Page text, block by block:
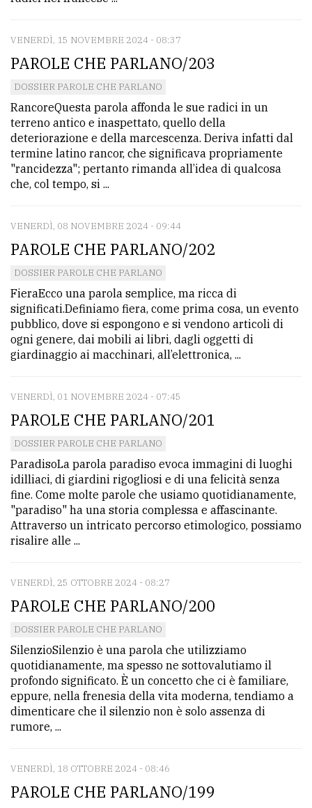
VENERDÌ, 15 NOVEMBRE 2024 - 08:37
PAROLE CHE PARLANO/203
DOSSIER PAROLE CHE PARLANO
RancoreQuesta parola affonda le sue radici in un
terreno antico e inaspettato, quello della
deteriorazione e della marcescenza. Deriva infatti dal
termine latino rancor, che significava propriamente
"rancidezza"; pertanto rimanda all’idea di qualcosa
che, col tempo, si ...
VENERDÌ, 08 NOVEMBRE 2024 - 09:44
PAROLE CHE PARLANO/202
DOSSIER PAROLE CHE PARLANO
FieraEcco una parola semplice, ma ricca di
significati.Definiamo fiera, come prima cosa, un evento
pubblico, dove si espongono e si vendono articoli di
ogni genere, dai mobili ai libri, dagli oggetti di
giardinaggio ai macchinari, all’elettronica, ...
VENERDÌ, 01 NOVEMBRE 2024 - 07:45
PAROLE CHE PARLANO/201
DOSSIER PAROLE CHE PARLANO
ParadisoLa parola paradiso evoca immagini di luoghi
idilliaci, di giardini rigogliosi e di una felicità senza
fine. Come molte parole che usiamo quotidianamente,
"paradiso" ha una storia complessa e affascinante.
Attraverso un intricato percorso etimologico, possiamo
risalire alle ...
VENERDÌ, 25 OTTOBRE 2024 - 08:27
PAROLE CHE PARLANO/200
DOSSIER PAROLE CHE PARLANO
SilenzioSilenzio è una parola che utilizziamo
quotidianamente, ma spesso ne sottovalutiamo il
profondo significato. È un concetto che ci è familiare,
eppure, nella frenesia della vita moderna, tendiamo a
dimenticare che il silenzio non è solo assenza di
rumore, ...
VENERDÌ, 18 OTTOBRE 2024 - 08:46
PAROLE CHE PARLANO/199